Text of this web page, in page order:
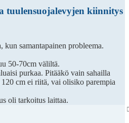
tuulensuojalevyjen kiinnitys
kun samantapainen probleema.
50-70cm väliltä.
purkaa. Pitääkö vain sahailla
cm ei riitä, vai olisiko parempia
oli tarkoitus laittaa.